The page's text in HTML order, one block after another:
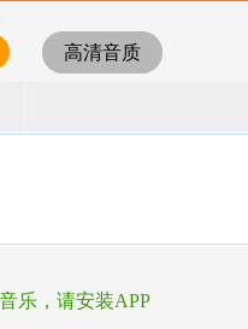
高清音质
乐，请安装APP